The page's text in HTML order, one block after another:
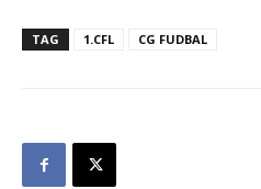
TAG 1.CFL CG FUDBAL